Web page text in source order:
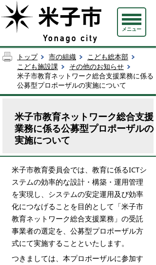
メニュー
トップ 市の組織
こども総本部
こども施設課
その他のお知らせ
米子市教育ネットワーク総合支援業務に係る
公募型プロポーザルの実施について
米子市教育ネットワーク総合支援
業務に係る公募型プロポーザルの
実施について
米子市教育委員会では、教育に係るICTシ
ステムの効率的な設計・構築・運用管理
を実現し、システムの安定運用及び効率
化につなげることを目的として「米子市
教育ネットワーク総合支援業務」の受託
事業者の選定を、公募型プロポーザル方
式にて実施することといたします。
つきましては、本プロポーザルに参加す